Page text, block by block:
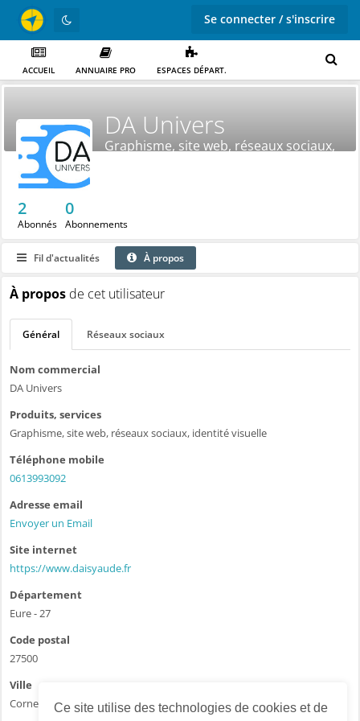
Ce site utilise des technologies de cookies et de
Se connecter / s'inscrire
ACCUEIL ANNUAIRE PRO ESPACES DÉPART.
DA Univers
Graphisme, site web, réseaux sociaux,
2
Abonnés
0
Abonnements
Fil d'actualités À propos
À propos de cet utilisateur
Général Réseaux sociaux
Nom commercial
DA Univers
Produits, services
Graphisme, site web, réseaux sociaux, identité visuelle
Téléphone mobile
0613993092
Adresse email
Envoyer un Email
Site internet
https://www.daisyaude.fr
Département
Eure - 27
Code postal
27500
Ville
Corneville sur Risle